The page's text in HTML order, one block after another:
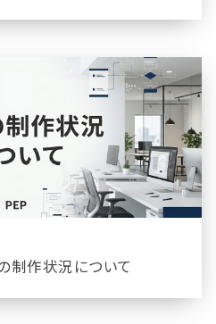
制作状況について